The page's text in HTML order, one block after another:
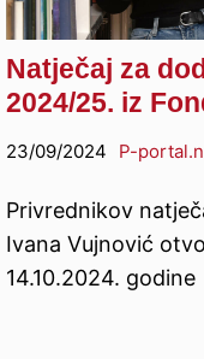
Natječaj za
2024/25. iz
23/09/2024 P-
Privrednikov
Ivana Vujnović
14.10.2024. godine